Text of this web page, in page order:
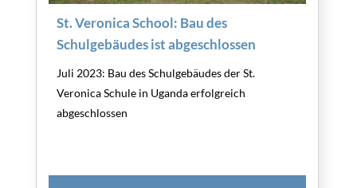
St. Veronica School: Bau des
Schulgebäudes ist abgeschlossen
Juli 2023: Bau des Schulgebäudes der St.
Veronica Schule in Uganda erfolgreich
abgeschlossen